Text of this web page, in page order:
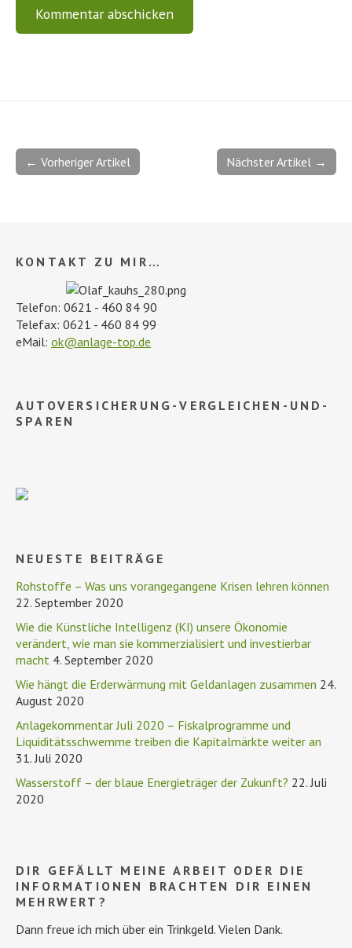
Nächster Artikel →
← Vorheriger Artikel
KONTAKT ZU MIR…
Telefon: 0621 - 460 84 90
Telefax: 0621 - 460 84 99
eMail: ok@anlage-top.de
AUTOVERSICHERUNG-VERGLEICHEN-UND-
SPAREN
NEUESTE BEITRÄGE
Rohstoffe – Was uns vorangegangene Krisen lehren können
22. September 2020
Wie die Künstliche Intelligenz (KI) unsere Ökonomie
verändert, wie man sie kommerzialisiert und investierbar
macht 4. September 2020
Wie hängt die Erderwärmung mit Geldanlagen zusammen 24.
August 2020
Anlagekommentar Juli 2020 – Fiskalprogramme und
Liquiditätsschwemme treiben die Kapitalmärkte weiter an
31. Juli 2020
Wasserstoff – der blaue Energieträger der Zukunft? 22. Juli
2020
DIR GEFÄLLT MEINE ARBEIT ODER DIE
INFORMATIONEN BRACHTEN DIR EINEN
MEHRWERT?
Dann freue ich mich über ein Trinkgeld. Vielen Dank.